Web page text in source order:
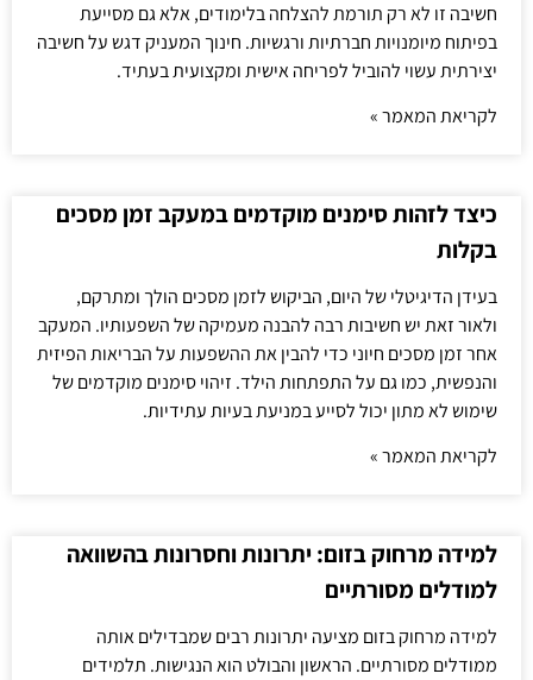
חשיבה זו לא רק תורמת להצלחה בלימודים, אלא גם מסייעת
בפיתוח מיומנויות חברתיות ורגשיות. חינוך המעניק דגש על חשיבה
יצירתית עשוי להוביל לפריחה אישית ומקצועית בעתיד.
לקריאת המאמר »
כיצד לזהות סימנים מוקדמים במעקב זמן מסכים
בקלות
בעידן הדיגיטלי של היום, הביקוש לזמן מסכים הולך ומתרקם,
ולאור זאת יש חשיבות רבה להבנה מעמיקה של השפעותיו. המעקב
אחר זמן מסכים חיוני כדי להבין את ההשפעות על הבריאות הפיזית
והנפשית, כמו גם על התפתחות הילד. זיהוי סימנים מוקדמים של
שימוש לא מתון יכול לסייע במניעת בעיות עתידיות.
לקריאת המאמר »
למידה מרחוק בזום: יתרונות וחסרונות בהשוואה
למודלים מסורתיים
למידה מרחוק בזום מציעה יתרונות רבים שמבדילים אותה
ממודלים מסורתיים. הראשון והבולט הוא הנגישות. תלמידים